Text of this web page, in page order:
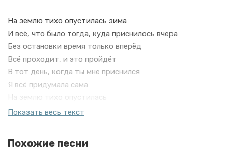
На землю тихо опустилась зима
И всё, что было тогда, куда приснилось вчера
Без остановки время только вперёд
Всё проходит, и это пройдёт
В тот день, когда ты мне приснился
Я всё придумала сама
На землю тихо опустилась
Зима, зима, зима
Показать весь текст
Похожие песни